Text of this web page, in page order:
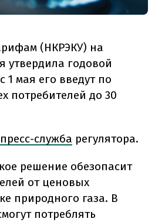
(НКРЭКУ) на
утвердила годовой
1 мая его введут по
потребителей до 30
пресс-служба регулятора.
решение обезопасит
от ценовых
природного газа. В
потреблять